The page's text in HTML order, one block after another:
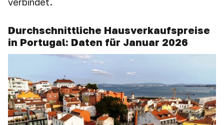
Durchschnittliche Hausverkaufspreise
in Portugal: Daten für Januar 2026